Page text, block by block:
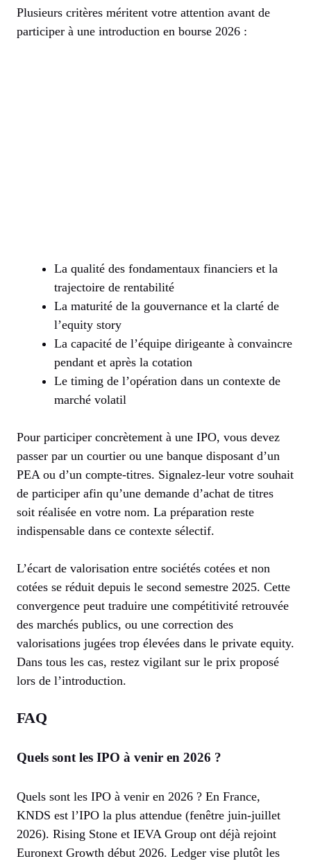
Plusieurs critères méritent votre attention avant de
participer à une introduction en bourse 2026 :
La qualité des fondamentaux financiers et la
trajectoire de rentabilité
La maturité de la gouvernance et la clarté de
l’equity story
La capacité de l’équipe dirigeante à convaincre
pendant et après la cotation
Le timing de l’opération dans un contexte de
marché volatil
Pour participer concrètement à une IPO, vous devez
passer par un courtier ou une banque disposant d’un
PEA ou d’un compte-titres. Signalez-leur votre souhait
de participer afin qu’une demande d’achat de titres
soit réalisée en votre nom. La préparation reste
indispensable dans ce contexte sélectif.
L’écart de valorisation entre sociétés cotées et non
cotées se réduit depuis le second semestre 2025. Cette
convergence peut traduire une compétitivité retrouvée
des marchés publics, ou une correction des
valorisations jugées trop élevées dans le private equity.
Dans tous les cas, restez vigilant sur le prix proposé
lors de l’introduction.
FAQ
Quels sont les IPO à venir en 2026 ?
Quels sont les IPO à venir en 2026 ? En France,
KNDS est l’IPO la plus attendue (fenêtre juin-juillet
2026). Rising Stone et IEVA Group ont déjà rejoint
Euronext Growth début 2026. Ledger vise plutôt les